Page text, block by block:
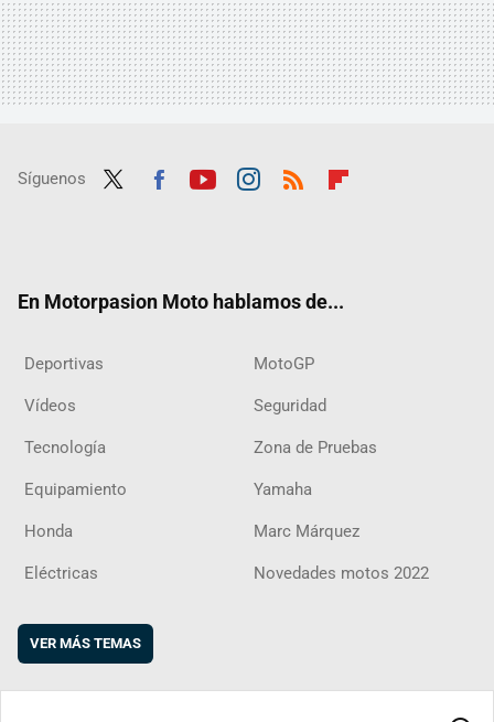
Síguenos
En Motorpasion Moto hablamos de...
Deportivas MotoGP
Vídeos Seguridad
Tecnología Zona de Pruebas
Equipamiento Yamaha
Honda Marc Márquez
Eléctricas Novedades motos 2022
VER MÁS TEMAS